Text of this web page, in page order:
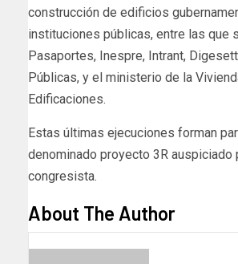
construcción de edificios
instituciones públicas, entre las que
Pasaportes, Inespre, Intrant,
Públicas, y el ministerio de la
Edificaciones.
Estas últimas ejecuciones forman
denominado proyecto 3R auspiciado
congresista.
About The Author